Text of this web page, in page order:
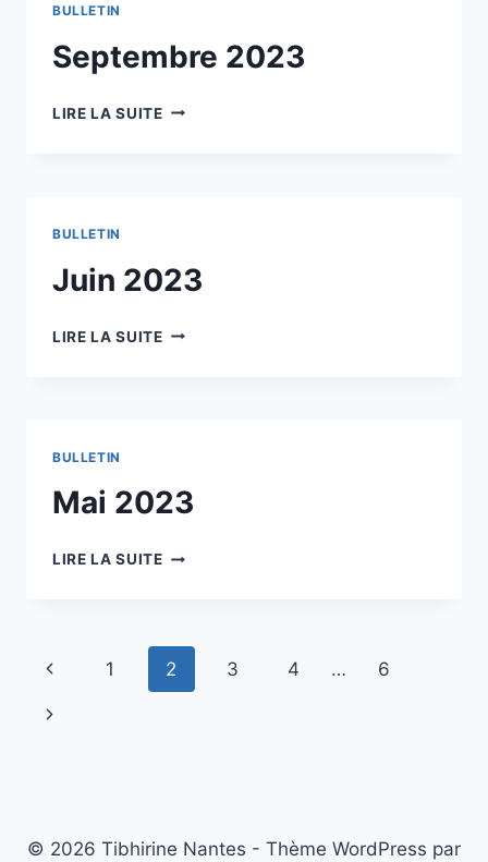
BULLETIN
Septembre 2023
LIRE LA SUITESEPTEMBRE
BULLETIN
Juin 2023
LIRE LA SUITEJUIN
BULLETIN
Mai 2023
LIRE LA SUITEMAI
Navigation
de
Page
précédente
1 2 3 4 … 6
Page
© 2026 Tibhirine Nantes - Thème WordPress par